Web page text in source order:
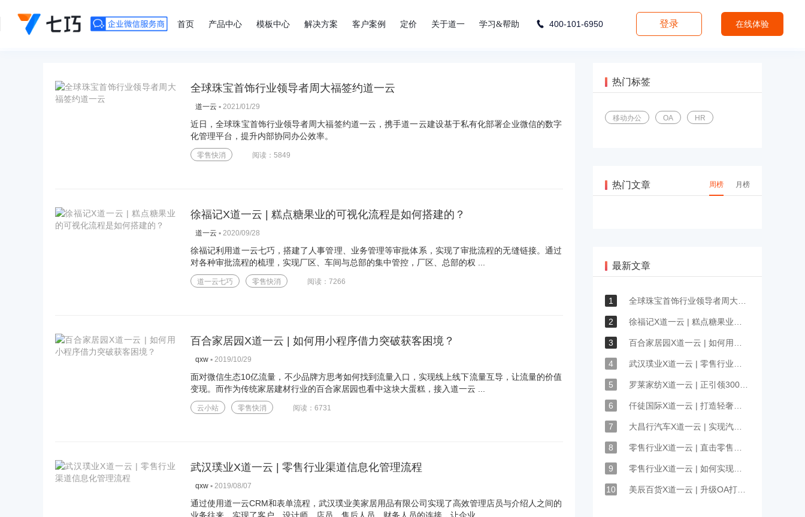
首页 产品中心 模板中心 解决方案 客户案例 定价 关于道一 学习&帮助 400-101-6950 登录 在线体验
全球珠宝首饰行业领导者周大福签约道一云
道一云 ▪ 2021/01/29
近日，全球珠宝首饰行业领导者周大福签约道一云，携手道一云建设基于私有化部署企业微信的数字
化管理平台，提升内部协同办公效率。
零售快消 阅读：5849
徐福记X道一云 | 糕点糖果业的可视化流程是如何搭建的？
道一云 ▪ 2020/09/28
徐福记利用道一云七巧，搭建了人事管理、业务管理等审批体系，实现了审批流程的无缝链接。通过
对各种审批流程的梳理，实现厂区、车间与总部的集中管控，厂区、总部的权 ...
道一云七巧 零售快消 阅读：7266
百合家居园X道一云 | 如何用小程序借力突破获客困境？
qxw ▪ 2019/10/29
面对微信生态10亿流量，不少品牌方思考如何找到流量入口，实现线上线下流量互导，让流量的价值
变现。而作为传统家居建材行业的百合家居园也看中这块大蛋糕，接入道一云 ...
云小站 零售快消 阅读：6731
武汉璞业X道一云 | 零售行业渠道信息化管理流程
qxw ▪ 2019/08/07
通过使用道一云CRM和表单流程，武汉璞业美家居用品有限公司实现了高效管理店员与介绍人之间的
热门标签
移动办公 OA HR
热门文章 周榜 月榜
最新文章
1 全球珠宝首饰行业领导者周大福签约道一云
2 徐福记X道一云 | 糕点糖果业的可视化流程是如何搭建的？
3 百合家居园X道一云 | 如何用小程序借力突破获客困境？
4 武汉璞业X道一云 | 零售行业渠道信息化管理流程
5 罗莱家纺X道一云 | 正引领3000+家纺加盟商产业数字化升级
6 仟徒国际X道一云 | 打造轻奢男装品牌的智能办公体系
7 大昌行汽车X道一云 | 实现汽车销售模式的革新
8 零售行业X道一云 | 直击零售店业务全球化的痛点
9 零售行业X道一云 | 如何实现高效管理300+家连锁门店？
10 美辰百货X道一云 | 升级OA打造智慧零售新标杆